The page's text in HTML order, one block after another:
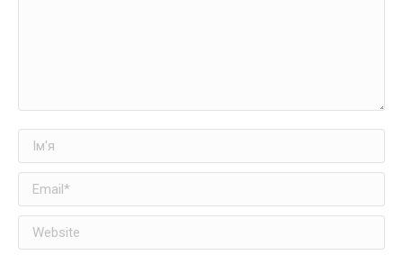
Ім'я
Email *
Website